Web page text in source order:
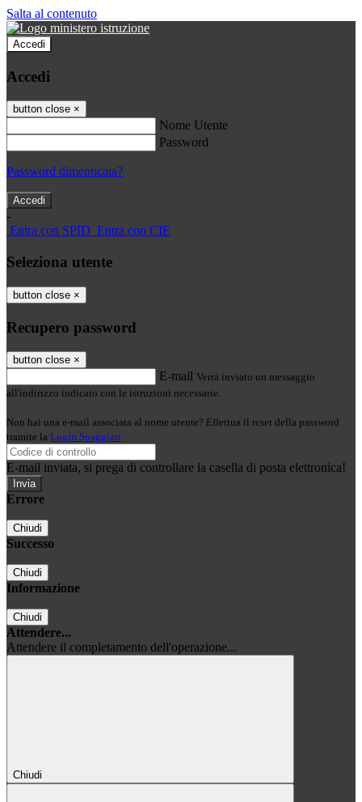
Salta al contenuto
Accedi
Accedi
button close ×
Nome Utente
Password
Password dimenticata?
-
Entra con SPID Entra con CIE
Seleziona utente
button close ×
Recupero password
button close ×
E-mail Verrà inviato un messaggio
all'indirizzo indicato con le istruzioni necessarie.
Non hai una e-mail associata al nome utente? Effettua il reset della password
tramite la Login Spaggiari
E-mail inviata, si prega di controllare la casella di posta elettronica!
Errore
Chiudi
Successo
Chiudi
Informazione
Chiudi
Attendere...
Attendere il completamento dell'operazione...
Chiudi